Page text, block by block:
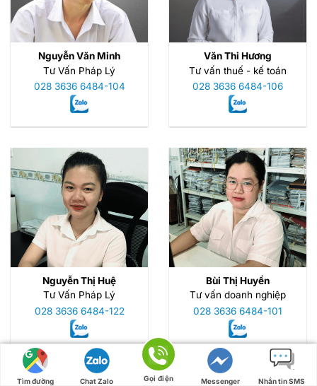
Nguyễn Văn Minh
Tư Vấn Pháp Lý
028 3636 6484-104
Văn Thi Hương
Tư vấn thuế - kế toán
028 3636 6484-106
Nguyễn Thị Huệ
Tư Vấn Pháp Lý
028 3636 6484-122
Bùi Thị Huyền
Tư vấn doanh nghiệp
028 3636 6484-101
Tìm đường Chat Zalo Gọi điện Messenger Nhắn tin SMS